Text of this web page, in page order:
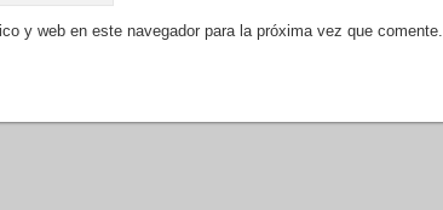
y web en este navegador para la próxima vez que comente.